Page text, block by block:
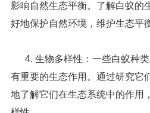
影响自然生态平衡。了解白蚁的
好地保护自然环境，维护生态平
4. 生物多样性：一些白蚁种类
有重要的生态作用。通过研究它
地了解它们在生态系统中的作用